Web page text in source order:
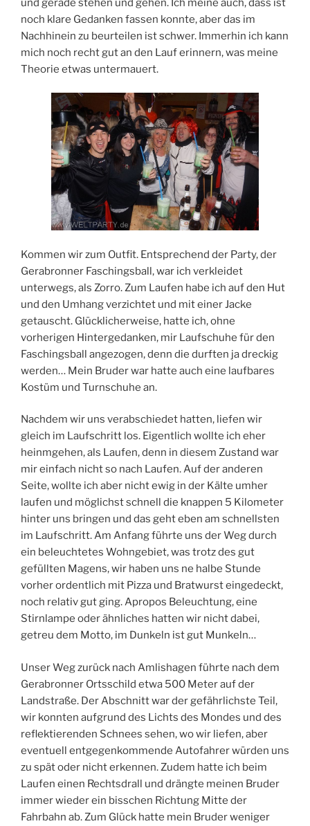
noch klare Gedanken fassen konnte, aber das im
Nachhinein zu beurteilen ist schwer. Immerhin ich kann
mich noch recht gut an den Lauf erinnern, was meine
Theorie etwas untermauert.
Kommen wir zum Outfit. Entsprechend der Party, der
Gerabronner Faschingsball, war ich verkleidet
unterwegs, als Zorro. Zum Laufen habe ich auf den Hut
und den Umhang verzichtet und mit einer Jacke
getauscht. Glücklicherweise, hatte ich, ohne
vorherigen Hintergedanken, mir Laufschuhe für den
Faschingsball angezogen, denn die durften ja dreckig
werden… Mein Bruder war hatte auch eine laufbares
Kostüm und Turnschuhe an.
Nachdem wir uns verabschiedet hatten, liefen wir
gleich im Laufschritt los. Eigentlich wollte ich eher
heinmgehen, als Laufen, denn in diesem Zustand war
mir einfach nicht so nach Laufen. Auf der anderen
Seite, wollte ich aber nicht ewig in der Kälte umher
laufen und möglichst schnell die knappen 5 Kilometer
hinter uns bringen und das geht eben am schnellsten
im Laufschritt. Am Anfang führte uns der Weg durch
ein beleuchtetes Wohngebiet, was trotz des gut
gefüllten Magens, wir haben uns ne halbe Stunde
vorher ordentlich mit Pizza und Bratwurst eingedeckt,
noch relativ gut ging. Apropos Beleuchtung, eine
Stirnlampe oder ähnliches hatten wir nicht dabei,
getreu dem Motto, im Dunkeln ist gut Munkeln…
Unser Weg zurück nach Amlishagen führte nach dem
Gerabronner Ortsschild etwa 500 Meter auf der
Landstraße. Der Abschnitt war der gefährlichste Teil,
wir konnten aufgrund des Lichts des Mondes und des
reflektierenden Schnees sehen, wo wir liefen, aber
eventuell entgegenkommende Autofahrer würden uns
zu spät oder nicht erkennen. Zudem hatte ich beim
Laufen einen Rechtsdrall und drängte meinen Bruder
immer wieder ein bisschen Richtung Mitte der
Fahrbahn ab. Zum Glück hatte mein Bruder weniger